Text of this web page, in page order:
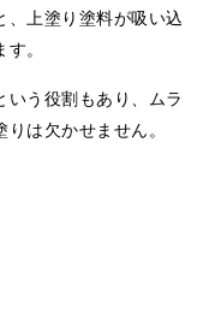
、上塗り塗料が吸い込
。
いう役割もあり、ムラ
は欠かせません。